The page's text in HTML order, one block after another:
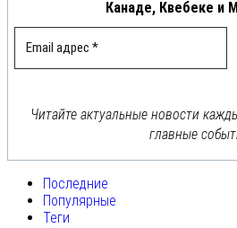
Канаде, Квебеке и
Читайте актуальные новости
главные
Последние
Популярные
Теги